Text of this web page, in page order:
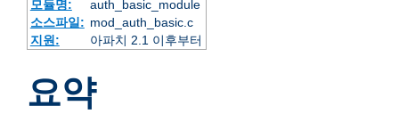
모듈명:
auth_basic_module
소스파일: mod_auth_basic.c
지원:
아파치 2.1 이후부터
요약